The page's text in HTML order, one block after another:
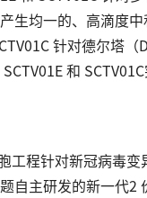
生均一的、高滴度
针对德尔塔
和
工程针对新冠病毒
自主研发的新一代